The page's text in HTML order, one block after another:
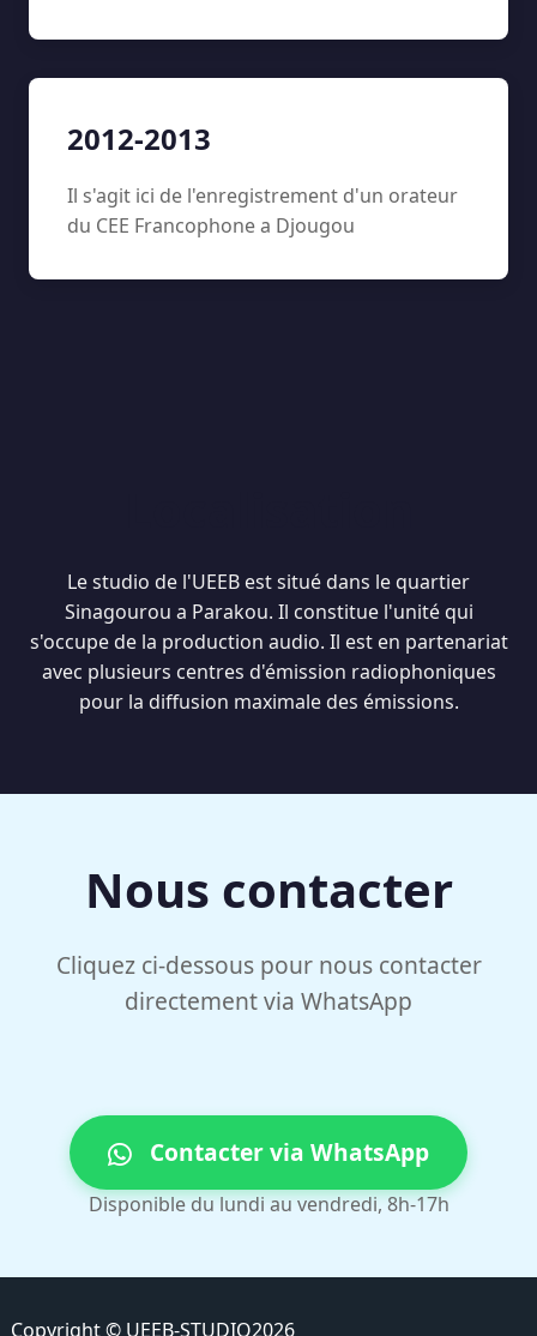
2012-2013
Il s'agit ici de l'enregistrement d'un orateur
du CEE Francophone a Djougou
Le studio de l'UEEB est situé dans le quartier
Sinagourou a Parakou. Il constitue l'unité qui
s'occupe de la production audio. Il est en partenariat
avec plusieurs centres d'émission radiophoniques
pour la diffusion maximale des émissions.
Nous contacter
Cliquez ci-dessous pour nous contacter
directement via WhatsApp
Contacter via WhatsApp
Disponible du lundi au vendredi, 8h-17h
Copyright © UEEB-STUDIO2026